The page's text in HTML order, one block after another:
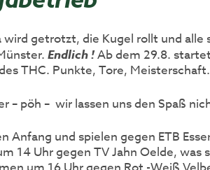
wird getrotzt, die Kugel rollt und alle
Endlich !Ab dem 29.8.
THC. Punkte, Tore, Meisterschaft.
– pöh – wir lassen uns den Spaß
Anfang und spielen gegen ETB
14 Uhr gegen TV Jahn Oelde, was